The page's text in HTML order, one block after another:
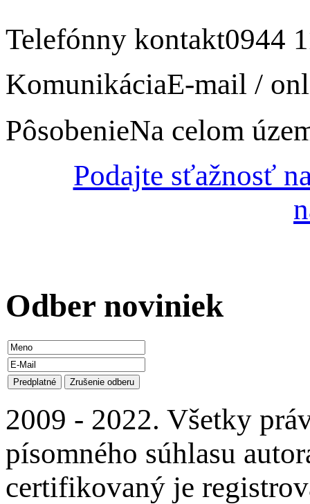
Telefónny kontakt0944
KomunikáciaE-mail /
PôsobenieNa celom
Podajte sťažnosť
Odber noviniek
2009 - 2022. Všetky
písomného súhlasu
certifikovaný je